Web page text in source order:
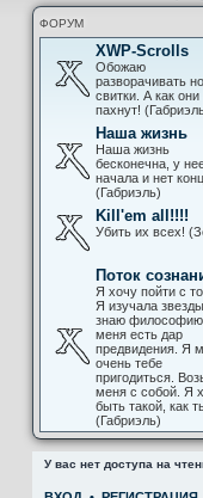
ФОРУМ
XWP-Scrolls
Обожаю
разворачивать
свитки. А как они
пахнут!
Наша жизнь
Наша жизнь
бесконечна, у
начала и нет
(Габриэль)
Kill'em all!!!!
Убить их всех!
Поток
Я хочу пойти с
Я изучала
знаю
меня есть дар
предвидения. Я
очень тебе
пригодиться.
меня с собой. Я
быть такой, как
(Габриэль)
У вас нет доступа на